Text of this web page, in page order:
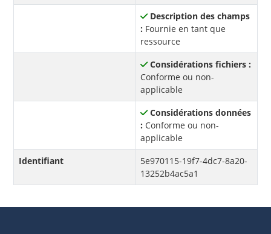
Description des champs
: Fournie en tant que
ressource
Considérations fichiers :
Conforme ou non-
applicable
Considérations données
: Conforme ou non-
applicable
Identifiant
5e970115-19f7-4dc7-8a20-
13252b4ac5a1